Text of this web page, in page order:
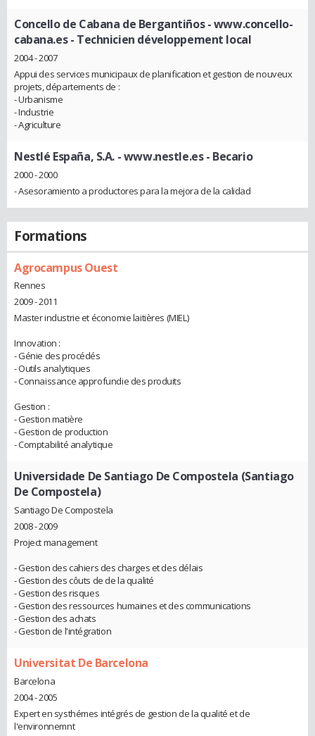
Concello de Cabana de Bergantiños - www.concello-
cabana.es- Technicien développement local
2004 - 2007
Appui des services municipaux de planification et gestion de nouveux
projets, départements de :
- Urbanisme
- Industrie
- Agriculture
Nestlé España, S.A. - www.nestle.es- Becario
2000 - 2000
- Asesoramiento a productores para la mejora de la calidad
Formations
Agrocampus Ouest
Rennes
2009 - 2011
Master industrie et économie laitières (MIEL)
Innovation :
- Génie des procédés
- Outils analytiques
- Connaissance approfundie des produits
Gestion :
- Gestion matière
- Gestion de production
- Comptabilité analytique
Universidade De Santiago De Compostela (Santiago
De Compostela)
Santiago De Compostela
2008 - 2009
Project management
- Gestion des cahiers des charges et des délais
- Gestion des côuts de de la qualité
- Gestion des risques
- Gestion des ressources humaines et des communications
- Gestion des achats
- Gestion de l'intégration
Universitat De Barcelona
Barcelona
2004 - 2005
Expert en systhémes intégrés de gestion de la qualité et de
l'environnemnt